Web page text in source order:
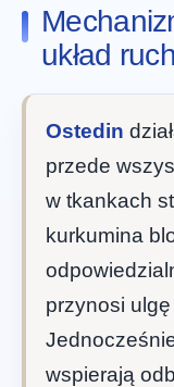
układ
Ostedin
przede
w tkankach
kurkumina
przynosi
wspierają